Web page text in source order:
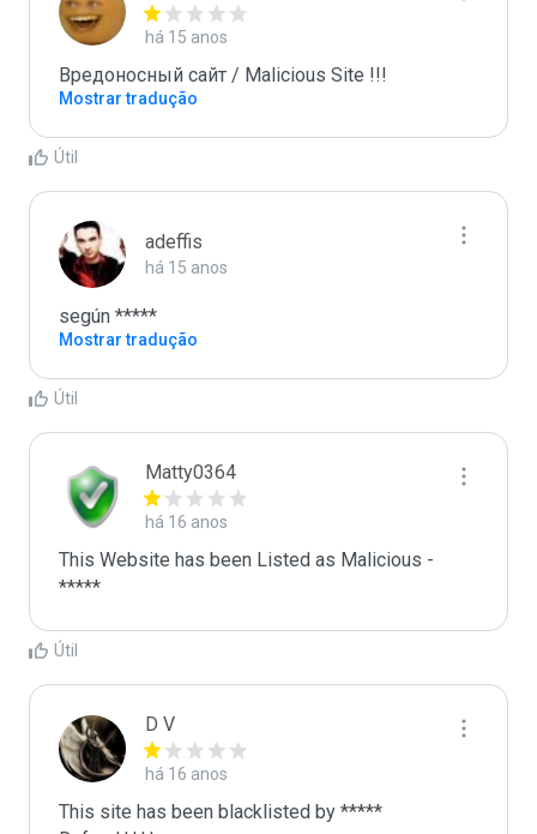
há 15 anos
Вредоносный сайт / Malicious Site !!!
Mostrar tradução
Útil
adeffis
há 15 anos
según *****
Mostrar tradução
Útil
Matty0364
há 16 anos
This Website has been Listed as Malicious -
*****
Útil
D V
há 16 anos
This site has been blacklisted by *****